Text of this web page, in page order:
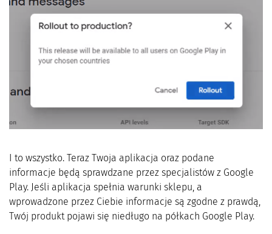
I to wszystko. Teraz Twoja aplikacja oraz podane
informacje będą sprawdzane przez specjalistów z Google
Play. Jeśli aplikacja spełnia warunki sklepu, a
wprowadzone przez Ciebie informacje są zgodne z prawdą,
Twój produkt pojawi się niedługo na półkach Google Play.